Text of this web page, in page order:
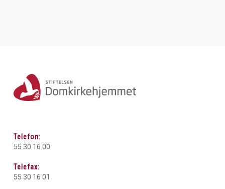
Telefon:
55 30 16 00
Telefax:
55 30 16 01